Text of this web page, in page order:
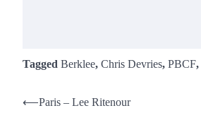
Tagged Berklee, Chris Devries, PBCF,
Post
⟵Paris – Lee Ritenour